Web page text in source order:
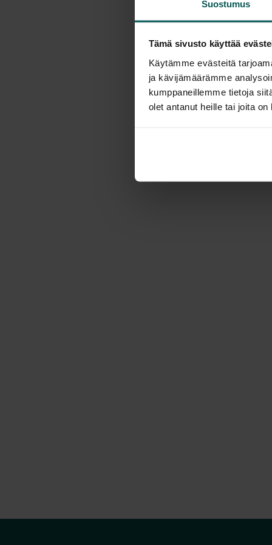
Suostumus
Tämä sivusto käyttää
Käytämme evästeitä
ja kävijämäärämme
kumppaneillemme tietoja
olet antanut heille tai joita